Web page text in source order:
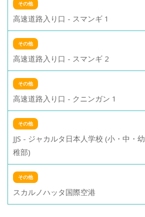
その他
高速道路入り口 - スマンギ 1
その他
高速道路入り口 - スマンギ 2
その他
高速道路入り口 - クニンガン 1
その他
JJS - ジャカルタ日本人学校 (小・中・幼
稚部)
その他
スカルノハッタ国際空港